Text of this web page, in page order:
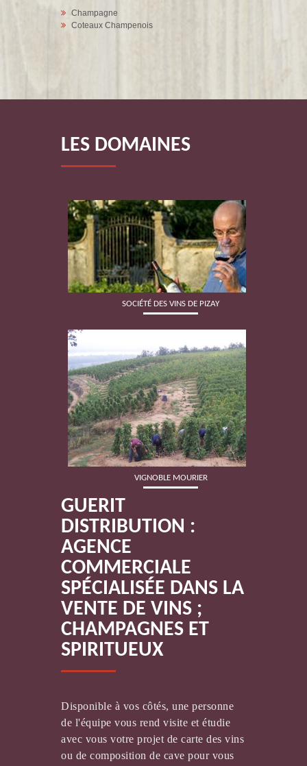
Champagne
Coteaux Champenois
LES DOMAINES
SOCIÉTÉ DES VINS DE PIZAY
VIGNOBLE MOURIER
MAISON LUPÉ CHOLET
MAISON JARD
GUERIT
DISTRIBUTION :
AGENCE
COMMERCIALE
SPÉCIALISÉE DANS LA
VENTE DE VINS ;
CHAMPAGNES ET
SPIRITUEUX
Disponible à vos côtés, une personne
de l'équipe vous rend visite et étudie
avec vous votre projet de carte des vins
ou de composition de cave pour vous